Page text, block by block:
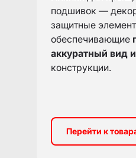
подшивок —
защитные
обеспечивающие
аккуратный вид
конструкции.
Перейти к